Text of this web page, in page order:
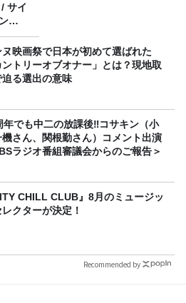
サイ
ト
ヌ映画祭で日本が初めて選ばれた
ントリーオブオナー」とは？現地取
迫る選出の意味
年でも中二の放課後‼コサキン（小
機さん、関根勤さん）コメント出演
ラジオ番組審議会からのご報告＞
CHILL CLUB』8月のミュージッ
クターが決定！
Recommended by